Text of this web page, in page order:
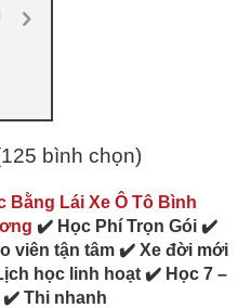
bình chọn)
Bằng Lái Xe Ô Tô Bình
✔️ Học Phí Trọn Gói ✔️
viên tận tâm ✔️ Xe đời mới
học linh hoạt ✔️ Học 7 –
✔️ Thi nhanh